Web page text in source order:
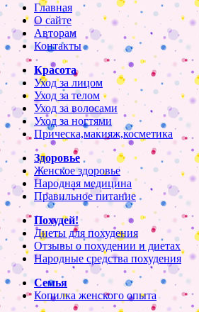
Главная
О сайте
Авторам
Контакты
Красота
Уход за лицом
Уход за телом
Уход за волосами
Уход за ногтями
Прическа,макияж,косметика
Здоровье
Женское здоровье
Народная медицина
Правильное питание
Похудей!
Диеты для похудения
Отзывы о похудении и диетах
Народные средства похудения
Семья
Копилка женского опыта